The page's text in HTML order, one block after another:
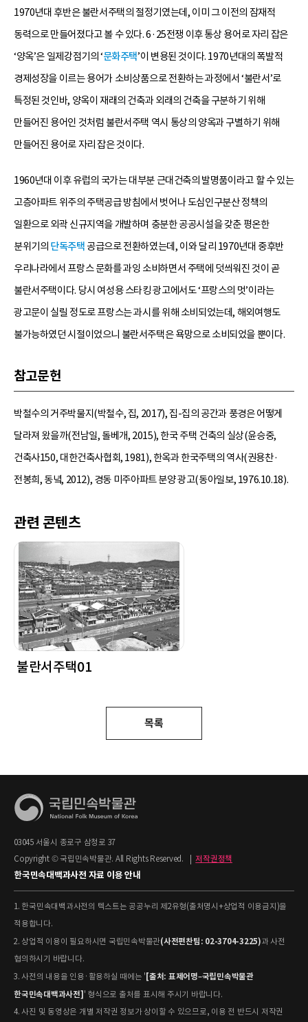
1970년대 후반은 불란서주택의 절정기였는데, 이미 그 이전의 잠재적
동력으로 만들어졌다고 볼 수 있다. 6·25전쟁 이후 통상 용어로 자리 잡은
‘양옥’은 일제강점기의 ‘문화주택’이 변용된 것이다. 1970년대의 폭발적
경제성장을 이르는 용어가 소비상품으로 전환하는 과정에서 ‘불란서’로
특정된 것인바, 양옥이 재래의 건축과 외래의 건축을 구분하기 위해
만들어진 용어인 것처럼 불란서주택 역시 통상의 양옥과 구별하기 위해
만들어진 용어로 자리 잡은 것이다.
1960년대 이후 유럽의 국가는 대부분 근대건축의 발명품이라고 할 수 있는
고층아파트 위주의 주택공급 방침에서 벗어나 도심인구분산 정책의
일환으로 외곽 신규지역을 개발하며 충분한 공공시설을 갖춘 평온한
분위기의 단독주택 공급으로 전환하였는데, 이와 달리 1970년대 중후반
우리나라에서 프랑스 문화를 과잉 소비하면서 주택에 덧씌워진 것이 곧
불란서주택이다. 당시 여성용 스타킹 광고에서도 ‘프랑스의 멋’이라는
광고문이 실릴 정도로 프랑스는 과시를 위해 소비되었는데, 해외여행도
불가능하였던 시절이었으니 불란서주택은 욕망으로 소비되었을 뿐이다.
참고문헌
박철수의 거주박물지(박철수, 집, 2017), 집-집의 공간과 풍경은 어떻게
달라져 왔을까(전남일, 돌베개, 2015), 한국 주택 건축의 실상(윤승중,
건축사150, 대한건축사협회, 1981), 한옥과 한국주택의 역사(권용찬·
전봉희, 동녘, 2012), 경동 미주아파트 분양 광고(동아일보, 1976.10.18).
관련 콘텐츠
불란서주택01
목록
03045 서울시 종로구 삼청로 37
Copyright © 국립민속박물관. All Rights Reserved.
저작권정책
한국민속대백과사전 자료 이용 안내
1. 한국민속대백과사전의 텍스트는 공공누리 제2유형(출처명시+상업적 이용금지)을
적용합니다.
2. 상업적 이용이 필요하시면 국립민속박물관(사전편찬팀: 02-3704-3225)과 사전
협의하시기 바랍니다.
3. 사전의 내용을 인용·활용하실 때에는 ' [출처: 표제어명–국립민속박물관
한국민속대백과사전] ' 형식으로 출처를 표시해 주시기 바랍니다.
4. 사진 및 동영상은 개별 저작권 정보가 상이할 수 있으므로, 이용 전 반드시 저작권